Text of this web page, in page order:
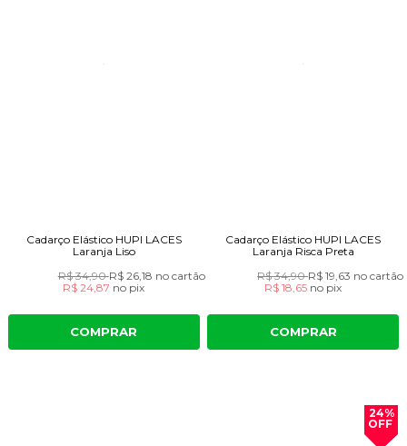
Cadarço Elástico HUPI LACES
Laranja Liso
R$ 34,90R$ 26,18 no cartão
R$ 24,87 no pix
COMPRAR
Cadarço Elástico HUPI LACES
Laranja Risca Preta
R$ 34,90R$ 19,63 no cartão
R$ 18,65 no pix
COMPRAR
24%
OFF